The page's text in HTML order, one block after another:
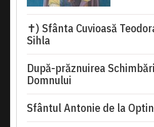
✝) Sfânta Cuvioasă
Sihla
După-prăznuirea
Domnului
Sfântul Antonie de la